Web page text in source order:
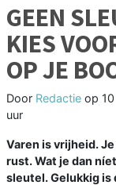
GEEN
KIES
OP JE
Door Redactie op
uur
Varen is vrijheid.
rust. Wat je dan
sleutel. Gelukkig is